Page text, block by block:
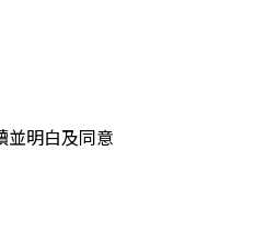
並明白及同意